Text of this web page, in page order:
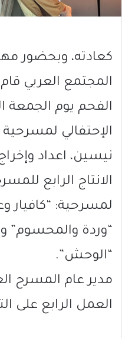
كعادته، وبحضور
المجتمع العربي
الفحم يوم الجمعة
الإحتفالي
نيسين، اعداد
الانتاج الرابع
لمسرحية: “كافيار
“وردة والمحسوم”
“الوحش”.
مدير عام المسرح
العمل الرابع على